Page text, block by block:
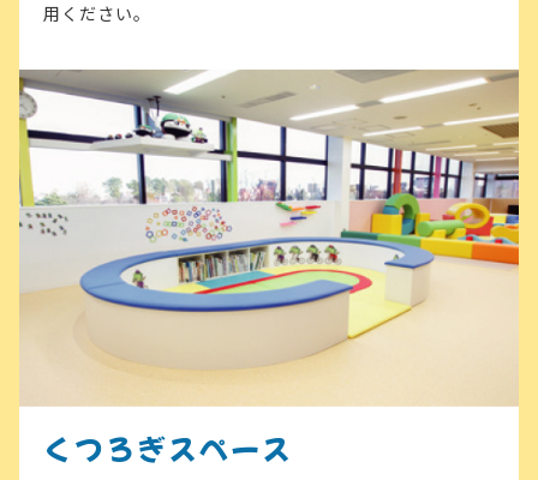
用ください。
くつろぎスペース